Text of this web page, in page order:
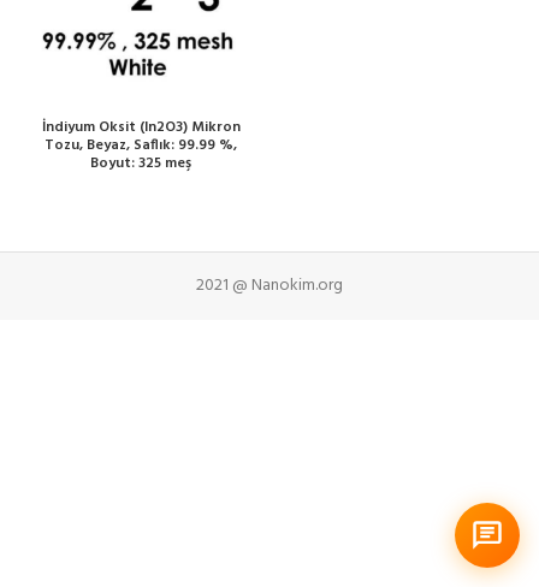
İndiyum Oksit (In2O3) Mikron
Tozu, Beyaz, Saflık: 99.99 %,
Boyut: 325 meş
2021 @ Nanokim.org